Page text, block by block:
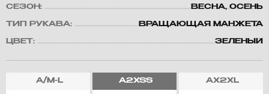
СЕЗОН: ВЕСНА, ОСЕНЬ
ТИП РУКАВА: ВРАЩАЮЩАЯ МАНЖЕТА
ЦВЕТ: ЗЕЛЕНЫЙ
A/M-L A2XSS AX2XL